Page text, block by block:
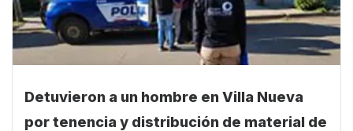
Detuvieron a un hombre en Villa Nueva
por tenencia y distribución de material de